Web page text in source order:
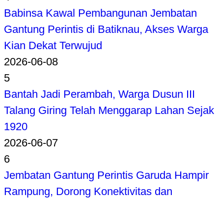
Babinsa Kawal Pembangunan Jembatan
Gantung Perintis di Batiknau, Akses Warga
Kian Dekat Terwujud
2026-06-08
5
Bantah Jadi Perambah, Warga Dusun III
Talang Giring Telah Menggarap Lahan Sejak
1920
2026-06-07
6
Jembatan Gantung Perintis Garuda Hampir
Rampung, Dorong Konektivitas dan